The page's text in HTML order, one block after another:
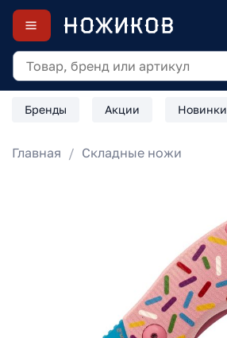
Бренды Акции Новинки
Главная Складные ножи